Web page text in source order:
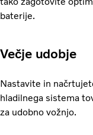
baterije.
Večje udobje
Nastavite in
hladilnega sistema
za udobno vožnjo.